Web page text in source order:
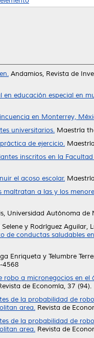
Andamios, Revista de
educación especial en
en Monterrey,
universitarios. Maestría
de ejercicio.
inscritos en la
el acoso escolar.
a las y los
Universidad Autónoma de
y Rodríguez Aguilar,
de conductas saludables
Enriqueta y Telumbre
4568
robo a micronegocios en
de Economía, 37 (94).
de la probabilidad de
area. Revista de
de la probabilidad de
area. Revista de